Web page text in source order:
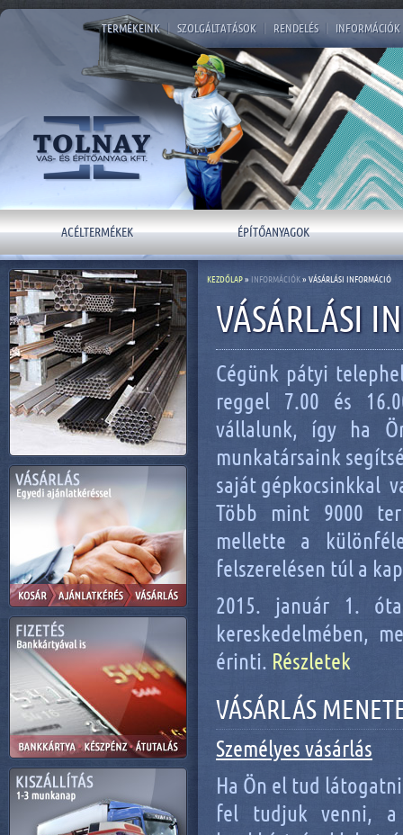
TERMÉKEINK SZOLGÁLTATÁSOK RENDELÉS INFORMÁCIÓK
ACÉLTERMÉKEK ÉPÍTŐANYAGOK
VÁSÁRLÁSI
Cégünk pátyi
reggel 7.00 és
vállalunk, így ha
munkatársaink
saját gépkocsinkkal
Több mint 9000
mellette a
felszerelésen túl a
2015. január 1.
kereskedelmében,
érinti. Részletek
VÁSÁRLÁS
Személyes vásárlás
Ha Ön el tud
fel tudjuk venni, a
KEZDŐLAP» INFORMÁCIÓK» VÁSÁRLÁSI INFORMÁCIÓ